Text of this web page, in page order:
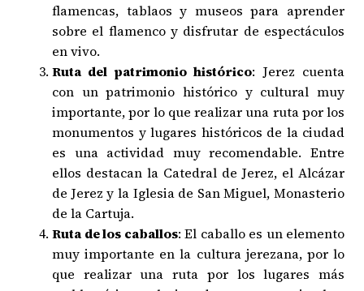
flamencas, tablaos y museos para aprender
sobre el flamenco y disfrutar de espectáculos
en vivo.
Ruta del patrimonio histórico: Jerez cuenta
con un patrimonio histórico y cultural muy
importante, por lo que realizar una ruta por los
monumentos y lugares históricos de la ciudad
es una actividad muy recomendable. Entre
ellos destacan la Catedral de Jerez, el Alcázar
de Jerez y la Iglesia de San Miguel, Monasterio
de la Cartuja.
Ruta de los caballos: El caballo es un elemento
muy importante en la cultura jerezana, por lo
que realizar una ruta por los lugares más